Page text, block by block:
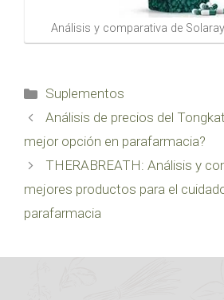
Análisis y comparativa de
Categorías
Suplementos
Análisis de precios del
mejor opción en parafarmacia?
THERABREATH: Análisis y
mejores productos para el
parafarmacia